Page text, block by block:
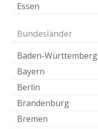
Essen
Bundesländer
Baden-Württemberg
Bayern
Berlin
Brandenburg
Bremen